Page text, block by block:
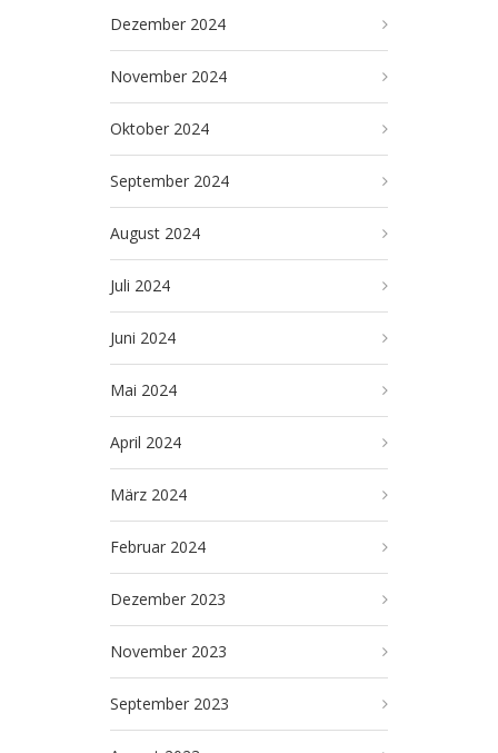
Dezember 2024
November 2024
Oktober 2024
September 2024
August 2024
Juli 2024
Juni 2024
Mai 2024
April 2024
März 2024
Februar 2024
Dezember 2023
November 2023
September 2023